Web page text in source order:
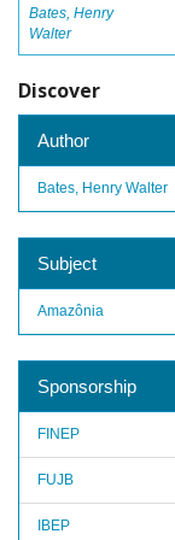
Bates, Henry
Walter
Discover
Author
Bates, Henry Walter
Subject
Amazônia
Sponsorship
FINEP
FUJB
IBEP